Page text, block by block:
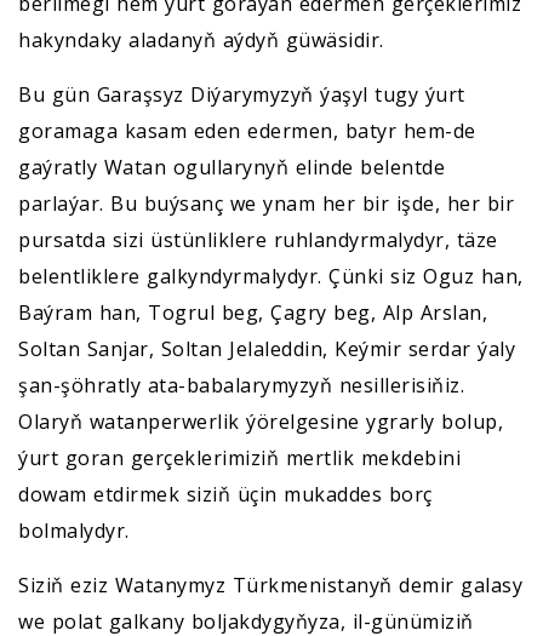
hakyndaky aladanyň aýdyň güwäsidir.
Bu gün Garaşsyz Diýarymyzyň ýaşyl tugy ýurt
goramaga kasam eden edermen, batyr hem-de
gaýratly Watan ogullarynyň elinde belentde
parlaýar. Bu buýsanç we ynam her bir işde, her bir
pursatda sizi üstünliklere ruhlandyrmalydyr, täze
belentliklere galkyndyrmalydyr. Çünki siz Oguz han,
Baýram han, Togrul beg, Çagry beg, Alp Arslan,
Soltan Sanjar, Soltan Jelaleddin, Keýmir serdar ýaly
şan-şöhratly ata-babalarymyzyň nesillerisiňiz.
Olaryň watanperwerlik ýörelgesine ygrarly bolup,
ýurt goran gerçeklerimiziň mertlik mekdebini
dowam etdirmek siziň üçin mukaddes borç
bolmalydyr.
Siziň eziz Watanymyz Türkmenistanyň demir galasy
we polat galkany boljakdygyňyza, il-günümiziň